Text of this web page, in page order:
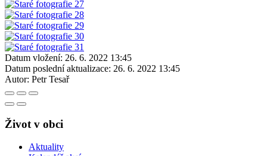
Datum vložení: 26. 6. 2022 13:45
Datum poslední aktualizace: 26. 6. 2022 13:45
Autor: Petr Tesař
Život v obci
Aktuality